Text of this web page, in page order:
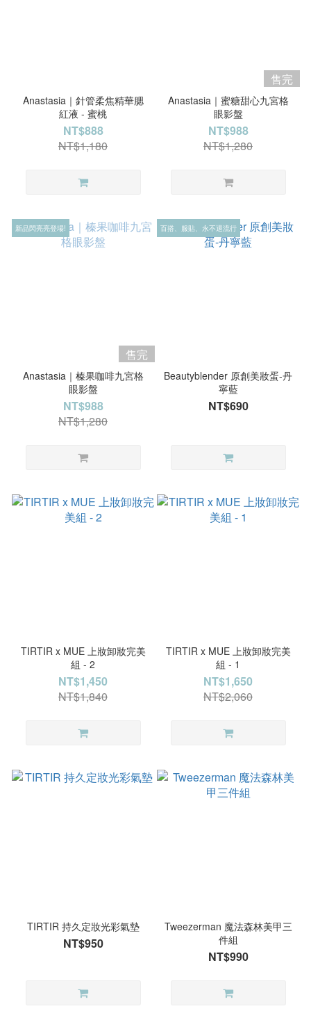
Anastasia｜針管柔焦精華腮
紅液 - 蜜桃
NT$888
NT$1,180
售完
Anastasia｜蜜糖甜心九宮格
眼影盤
NT$988
NT$1,280
新品閃亮亮登場!
售完
Anastasia｜榛果咖啡九宮格
眼影盤
NT$988
NT$1,280
百搭、服貼、永不退流行
Beautyblender 原創美妝蛋-丹
寧藍
NT$690
TIRTIR x MUE 上妝卸妝完美
組 - 2
NT$1,450
NT$1,840
TIRTIR x MUE 上妝卸妝完美
組 - 1
NT$1,650
NT$2,060
TIRTIR 持久定妝光彩氣墊
NT$950
Tweezerman 魔法森林美甲三
件組
NT$990